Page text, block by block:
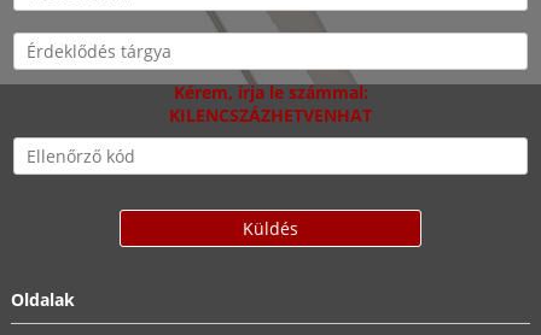
Kérem, írja le számmal:
KILENCSZÁZHETVENHAT
Oldalak